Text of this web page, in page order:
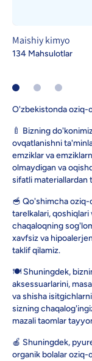
Maishiy kimyo
134 Mahsulotlar
O'zbekistonda oziq-
🍼 Bizning
ovqatlanishni
emziklar va
olmaydigan va
sifatli materiallardan
🥣 Qo'shimcha
tarelkalari, qoshiqlari
chaqaloqning
xavfsiz va
taklif qilamiz.
🍽️ Shuningdek,
aksessuarlarini,
va shisha
sizning
mazali taomlar
🍎 Shuningdek,
organik bolalar